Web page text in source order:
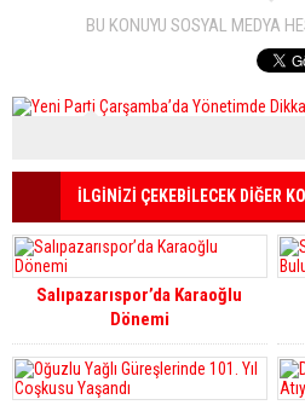
BU KONUYU SOSYAL MEDYA
İLGİNİZİ ÇEKEBİLECEK DİĞER
Salıpazarıspor’da Karaoğlu
Dönemi